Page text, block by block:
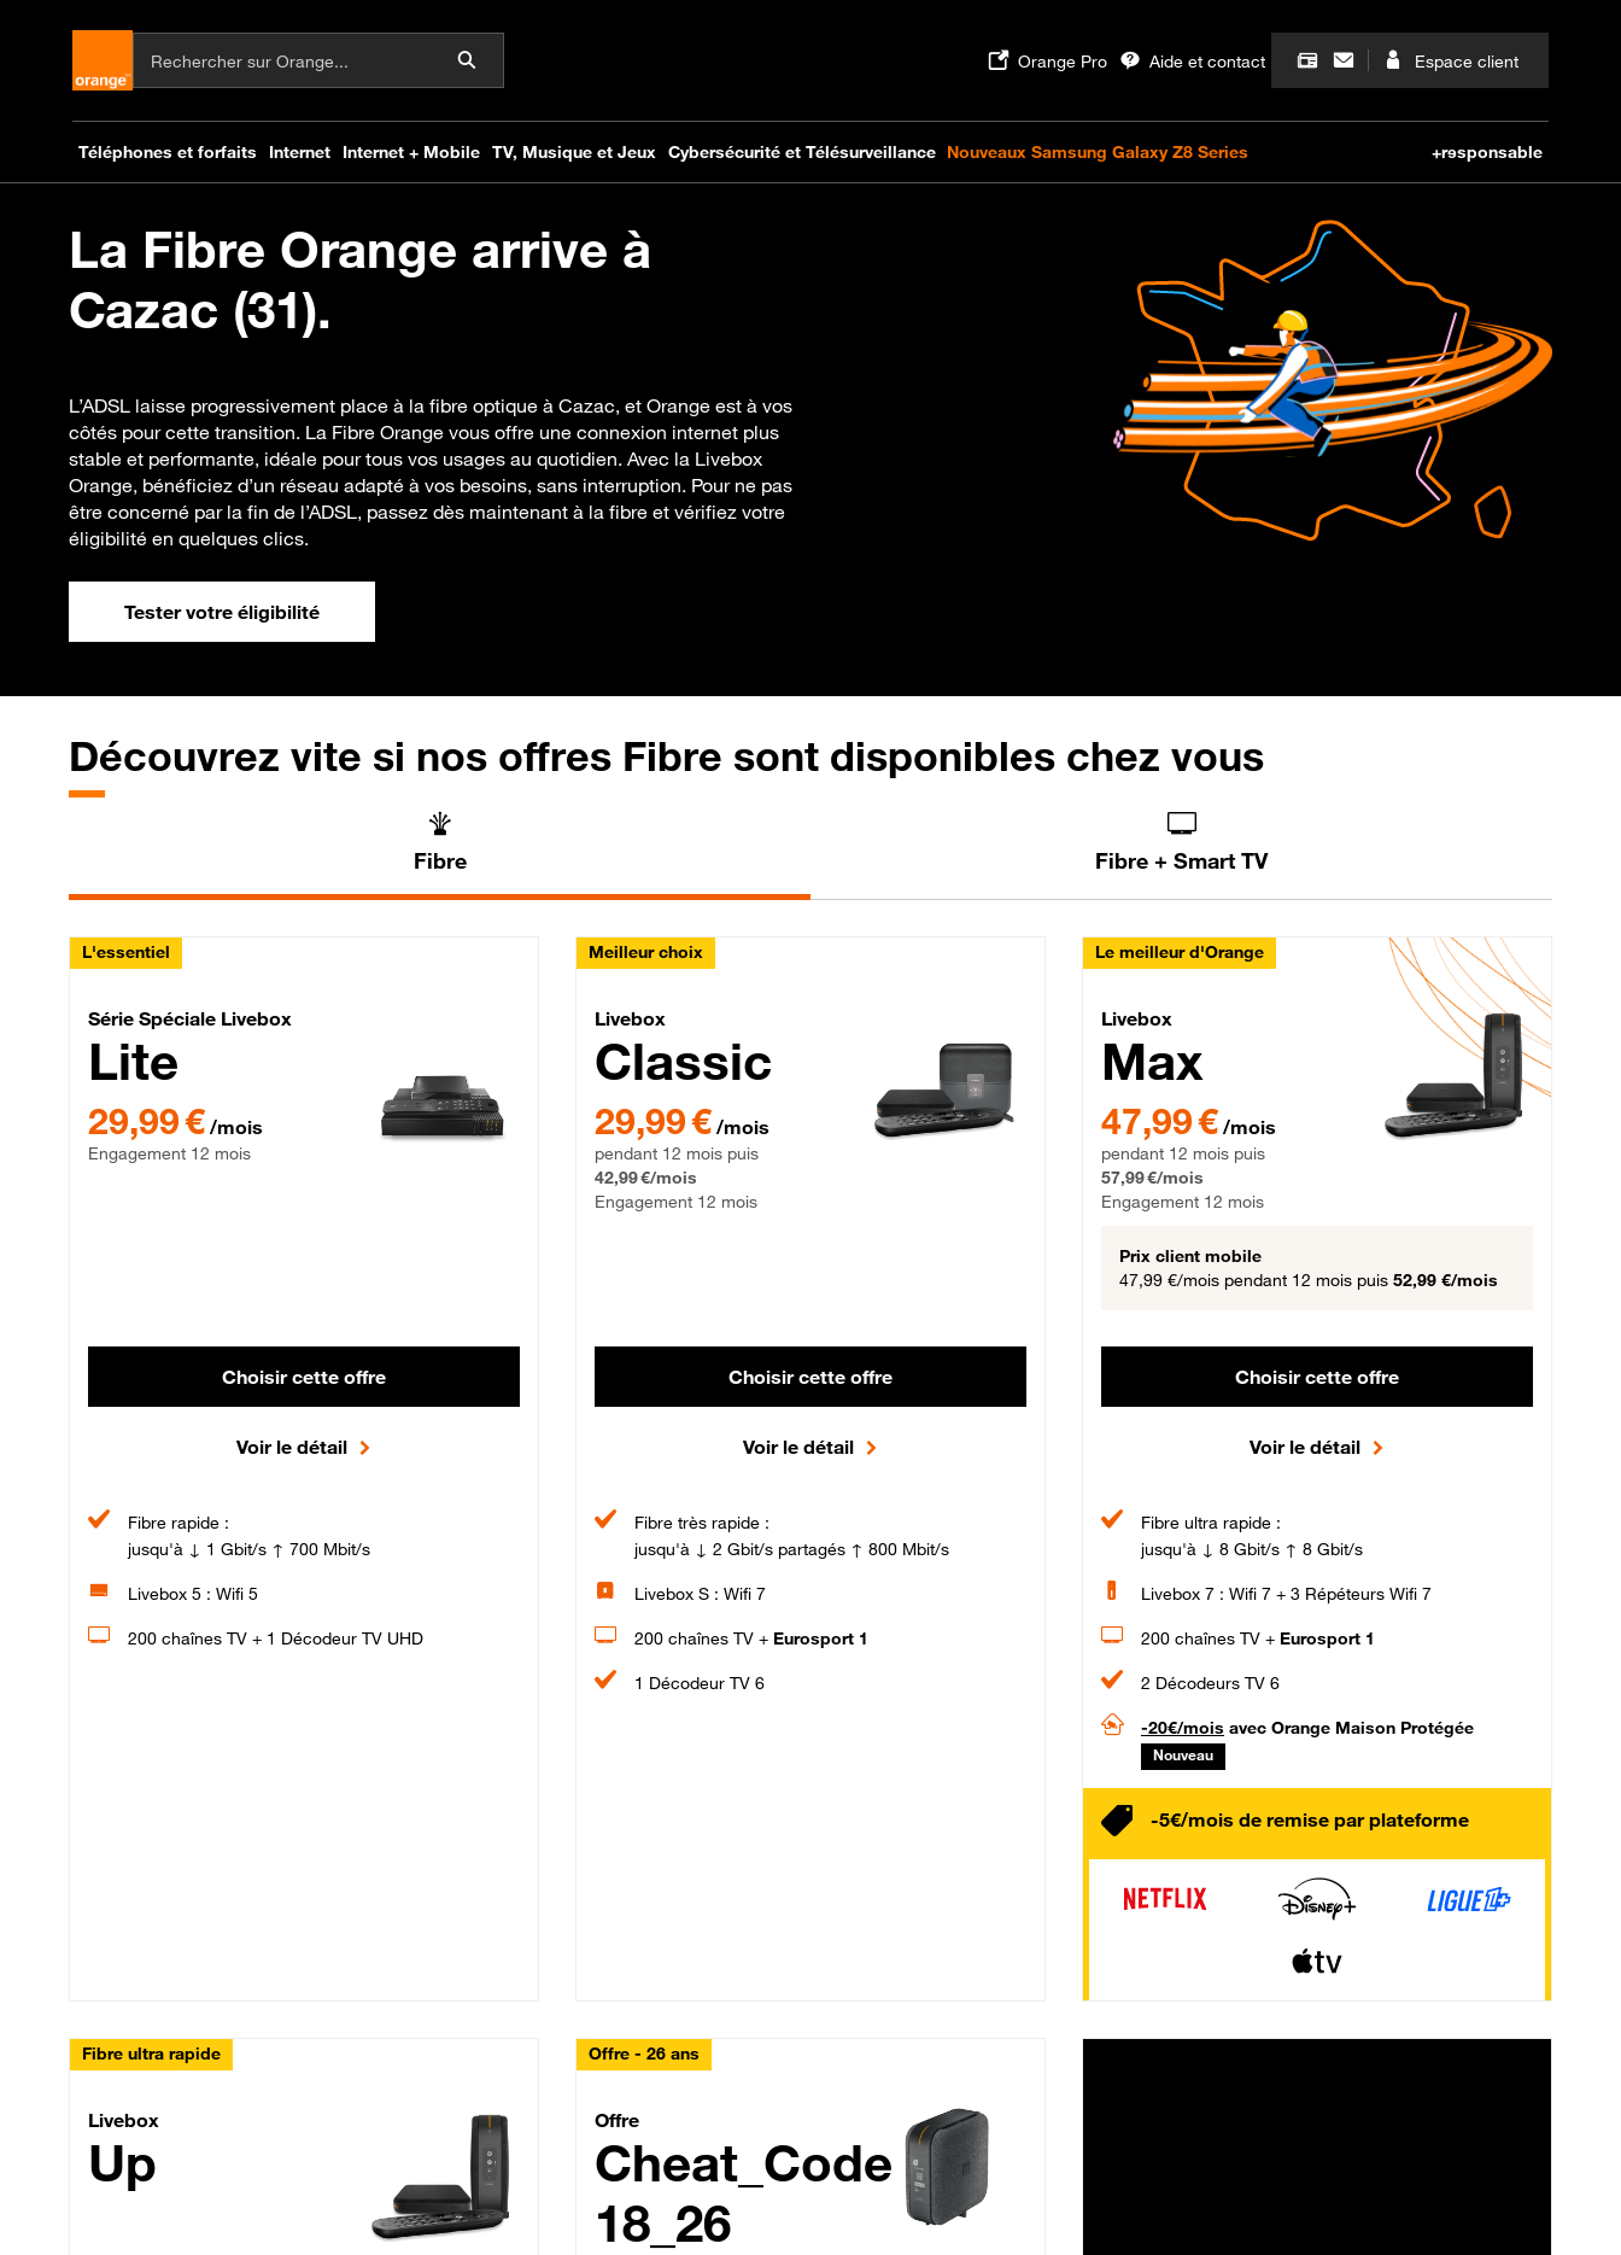
La Fibre Orange arrive à
Cazac (31).
L’ADSL laisse progressivement place à la fibre optique à Cazac, et Orange est à vos
côtés pour cette transition. La Fibre Orange vous offre une connexion internet plus
stable et performante, idéale pour tous vos usages au quotidien. Avec la Livebox
Orange, bénéficiez d’un réseau adapté à vos besoins, sans interruption. Pour ne pas
être concerné par la fin de l’ADSL, passez dès maintenant à la fibre et vérifiez votre
éligibilité en quelques clics.
Tester votre éligibilité
Découvrez vite si nos offres Fibre sont disponibles chez vous
Fibre Fibre + Smart TV
L'essentiel
Série Spéciale Livebox Lite Fibre
Série Spéciale Livebox
Lite
29,99 € par mois , Engagement 12 mois
29,99 € /mois
Engagement 12 mois
Choisir cette offre
Voir le détail
Fibre rapide :
jusqu'à ↓ 1 Gbit/s ↑ 700 Mbit/s
Livebox 5 : Wifi 5
200 chaînes TV + 1 Décodeur TV UHD
Meilleur choix
Livebox Classic Fibre
Livebox
Classic
29,99 € par mois pendant 12 mois puis 42,99 € par mois, Engagement 12 mois
29,99 € /mois
pendant 12 mois puis
42,99 €/mois
Engagement 12 mois
Choisir cette offre
Voir le détail
Fibre très rapide :
jusqu'à ↓ 2 Gbit/s partagés ↑ 800 Mbit/s
Livebox S : Wifi 7
200 chaînes TV + Eurosport 1
1 Décodeur TV 6
Le meilleur d'Orange
Livebox Max Fibre
Livebox
Max
47,99 € par mois pendant 12 mois puis 57,99 € par mois,
47,99 € /mois
pendant 12 mois puis
57,99 €/mois
Engagement 12 mois
Prix client mobile
47,99 €/mois pendant 12 mois puis 52,99 €/mois
Choisir cette offre
Voir le détail
Fibre ultra rapide :
jusqu'à ↓ 8 Gbit/s ↑ 8 Gbit/s
Livebox 7 : Wifi 7 + 3 Répéteurs Wifi 7
200 chaînes TV + Eurosport 1
2 Décodeurs TV 6
-20€/mois avec Orange Maison Protégée
Nouveau
-5€/mois de remise par plateforme
Fibre ultra rapide
Livebox Up Fibre
Livebox
Up
Offre - 26 ans
Cheat_Code Fibre_18_26
Offre
Cheat_Code
18_26